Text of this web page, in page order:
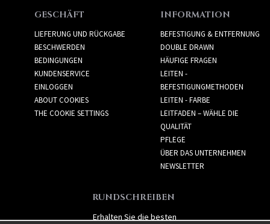
GESCHÄFT
LIEFERUNG UND RÜCKGABE
BESCHWERDEN
BEDINGUNGEN
KUNDENSERVICE
EINLOGGEN
ABOUT COOKIES
THE COOKIE SETTINGS
INFORMATION
BEFESTIGUNG & ENTFERNUNG
DOUBLE DRAWN
HÄUFIGE FRAGEN
LEITEN -
BEFESTIGUNGMETHODEN
LEITEN - FARBE
LEITFADEN – WÄHLE DIE
QUALITÄT
PFLEGE
ÜBER DAS UNTERNEHMEN
NEWSLETTER
RUNDSCHREIBEN
Erhalten Sie die besten